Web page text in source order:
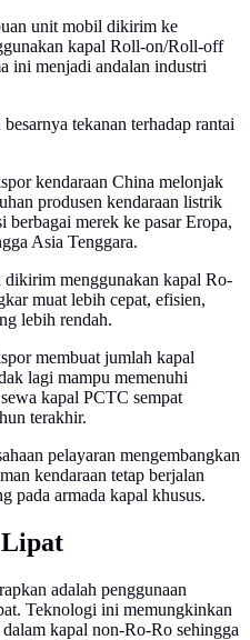
unit mobil dikirim ke
kapal Roll-on/Roll-off
ini menjadi andalan industri
tekanan terhadap rantai
kendaraan China melonjak
produsen kendaraan listrik
merek ke pasar Eropa,
Asia Tenggara.
menggunakan kapal Ro-
muat lebih cepat, efisien,
lebih rendah.
membuat jumlah kapal
lagi mampu memenuhi
kapal PCTC sempat
terakhir.
pelayaran mengembangkan
kendaraan tetap berjalan
pada armada kapal khusus.
Lipat
adalah penggunaan
Teknologi ini memungkinkan
kapal non-Ro-Ro sehingga